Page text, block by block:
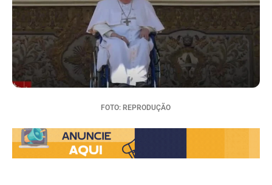
FOTO: REPRODUÇÃO